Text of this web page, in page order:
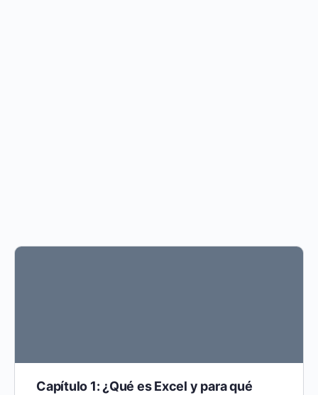
Capítulo 1: ¿Qué es Excel y para qué